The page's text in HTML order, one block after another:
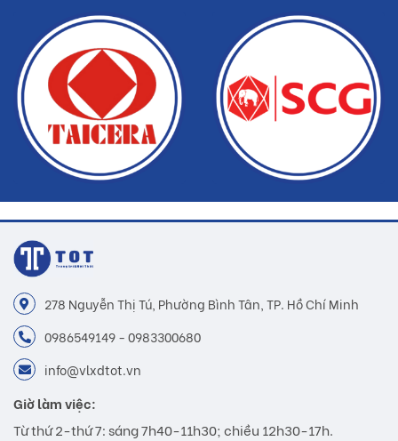
278 Nguyễn Thị Tú, Phường Bình Tân, TP. Hồ Chí Minh
0986549149 - 0983300680
info@vlxdtot.vn
Giờ làm việc:
Từ thứ 2-thứ 7: sáng 7h40-11h30; chiều 12h30-17h.